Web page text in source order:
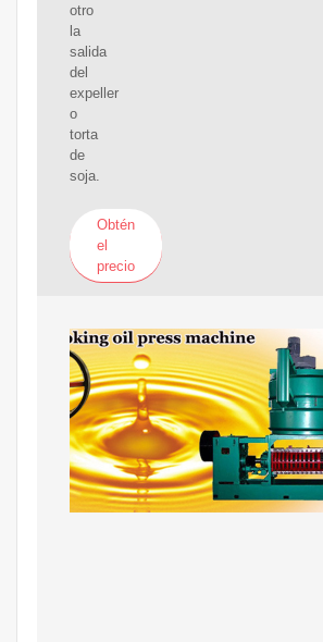
otro
la
salida
del
expeller
o
torta
de
soja.
Obtén
el
precio